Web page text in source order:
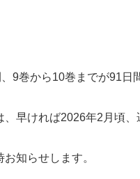
9巻から10巻までが91日
早ければ2026年2月頃
知らせします。